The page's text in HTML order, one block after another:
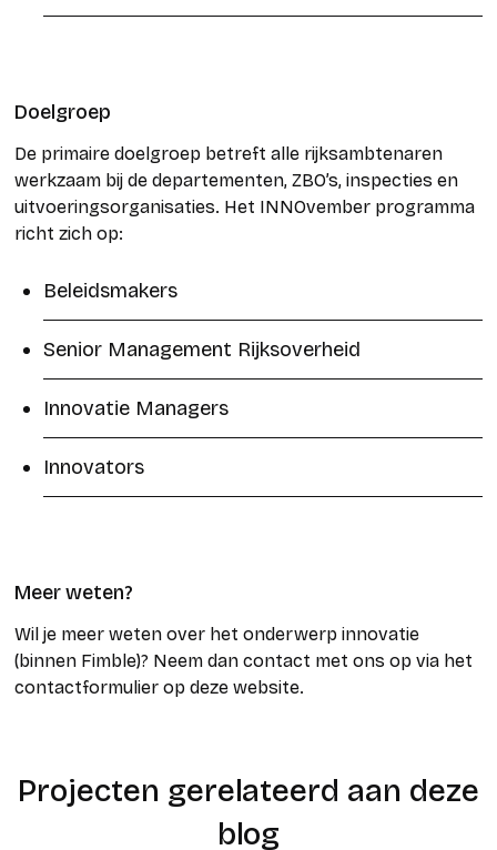
Doelgroep
De primaire doelgroep betreft alle rijksambtenaren
werkzaam bij de departementen, ZBO’s, inspecties en
uitvoeringsorganisaties. Het INNOvember programma
richt zich op:
Beleidsmakers
Senior Management Rijksoverheid
Innovatie Managers
Innovators
Meer weten?
Wil je meer weten over het onderwerp innovatie
(binnen Fimble)? Neem dan contact met ons op via het
contactformulier op deze website.
Projecten gerelateerd aan deze
blog